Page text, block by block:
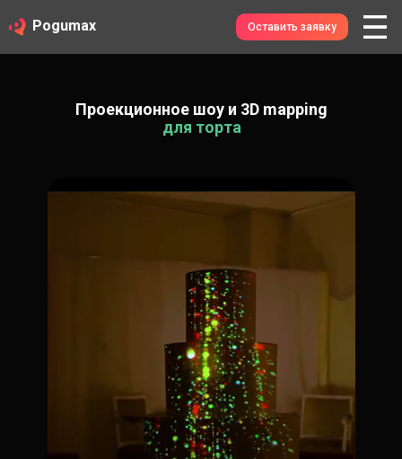
Оставить заявку
Pogumax
Проекционное шоу и 3D mapping
для торта